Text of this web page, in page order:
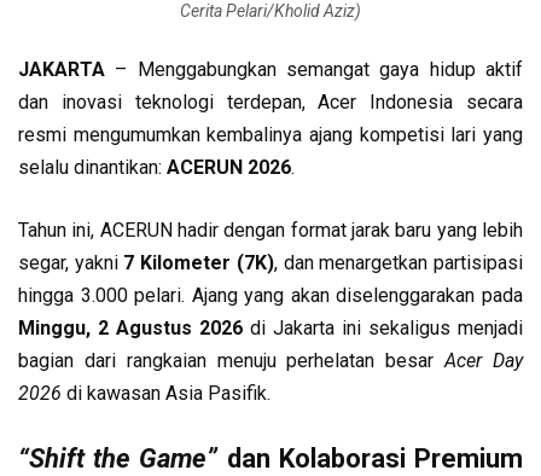
Cerita Pelari/Kholid Aziz)
JAKARTA – Menggabungkan semangat gaya hidup aktif
dan inovasi teknologi terdepan, Acer Indonesia secara
resmi mengumumkan kembalinya ajang kompetisi lari yang
selalu dinantikan: ACERUN 2026.
Tahun ini, ACERUN hadir dengan format jarak baru yang lebih
segar, yakni 7 Kilometer (7K), dan menargetkan partisipasi
hingga 3.000 pelari. Ajang yang akan diselenggarakan pada
Minggu, 2 Agustus 2026 di Jakarta ini sekaligus menjadi
bagian dari rangkaian menuju perhelatan besarAcer Day
2026 di kawasan Asia Pasifik.
“Shift the Game”dan Kolaborasi Premium